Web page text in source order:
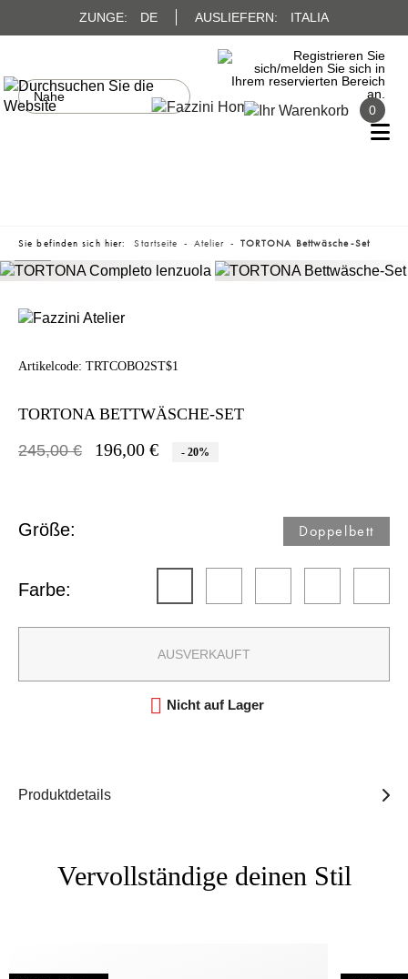
ZUNGE: DE AUSLIEFERN: ITALIA
0
Sie befinden sich hier: Startseite Atelier TORTONA Bettwäsche-Set
Artikelcode: TRTCOBO2ST$1
TORTONA BETTWÄSCHE-SET
245,00 €
196,00 € - 20%
Größe: Doppelbett​
Farbe:
AUSVERKAUFT
 Nicht auf Lager
Produktdetails
Vervollständige deinen Stil